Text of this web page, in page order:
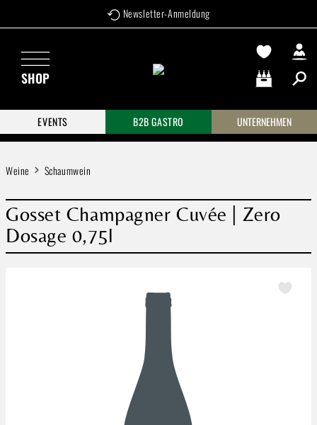
Zum Hauptinhalt springen Newsletter-Anmeldung
SHOP
Warenkorb
EVENTS
B2B GASTRO UNTERNEHMEN
Weine Schaumwein
Gosset Champagner Cuvée | Zero
Dosage 0,75l